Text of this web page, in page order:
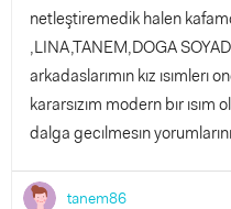
netleştiremedik halen
,LINA,TANEM,DOGA
arkadaslarımın kız ısımlerı
kararsızım modern bır ısım
dalga gecılmesın
tanem86